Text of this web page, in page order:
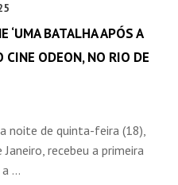
‘UMA BATALHA APÓS A
CINE ODEON, NO RIO DE
noite de quinta-feira (18),
recebeu a primeira
...